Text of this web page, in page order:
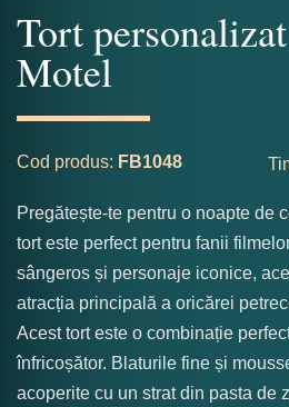
Tort
Motel
Cod produs: FB1048
Pregătește-te pentru o noapte de
tort este perfect pentru fanii
sângeros și personaje iconice,
atracția principală a oricărei
Acest tort este o combinație
înfricoșător. Blaturile fine și
acoperite cu un strat din pasta de